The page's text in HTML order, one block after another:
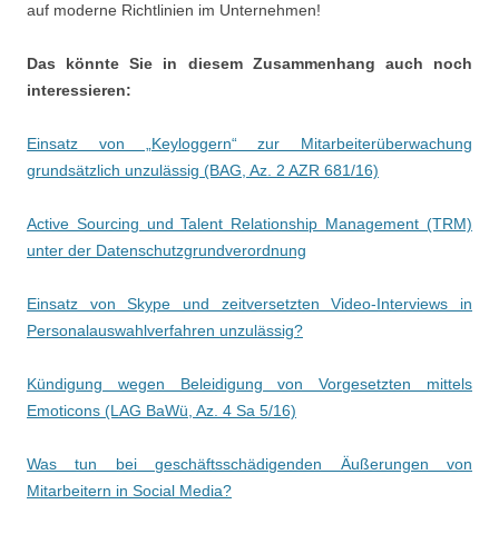
auf moderne Richtlinien im Unternehmen!
Das könnte Sie in diesem Zusammenhang auch noch
interessieren:
Einsatz von „Keyloggern“ zur Mitarbeiterüberwachung
grundsätzlich unzulässig (BAG, Az. 2 AZR 681/16)
Active Sourcing und Talent Relationship Management (TRM)
unter der Datenschutzgrundverordnung
Einsatz von Skype und zeitversetzten Video-Interviews in
Personalauswahlverfahren unzulässig?
Kündigung wegen Beleidigung von Vorgesetzten mittels
Emoticons (LAG BaWü, Az. 4 Sa 5/16)
Was tun bei geschäftsschädigenden Äußerungen von
Mitarbeitern in Social Media?